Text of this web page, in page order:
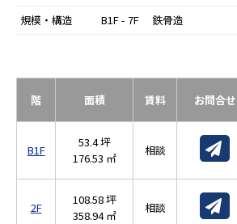
規模・構造
B1F - 7F 鉄骨造
階 面積 賃料 お問合せ
B1F
53.4 坪
176.53 ㎡
相談
2F
108.58 坪
358.94 ㎡
相談